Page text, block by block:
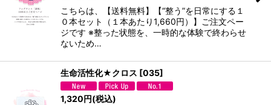
こちらは、【送料無料】【“整う”を日常にする１
０本セット（１本あたり1,660円）】ご注文ペー
ジです ※整った状態を、一時的な体験で終わらせ
ないため…
生命活性化★クロス [035]
1,320円(税込)